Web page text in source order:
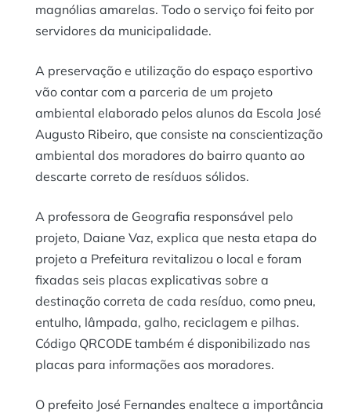
magnólias amarelas. Todo o serviço foi feito por
servidores da municipalidade.
A preservação e utilização do espaço esportivo
vão contar com a parceria de um projeto
ambiental elaborado pelos alunos da Escola José
Augusto Ribeiro, que consiste na conscientização
ambiental dos moradores do bairro quanto ao
descarte correto de resíduos sólidos.
A professora de Geografia responsável pelo
projeto, Daiane Vaz, explica que nesta etapa do
projeto a Prefeitura revitalizou o local e foram
fixadas seis placas explicativas sobre a
destinação correta de cada resíduo, como pneu,
entulho, lâmpada, galho, reciclagem e pilhas.
Código QRCODE também é disponibilizado nas
placas para informações aos moradores.
O prefeito José Fernandes enaltece a importância